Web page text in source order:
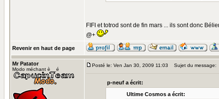
FIFI et totrod sont de fin mars ... ils sont donc
@+
Revenir en haut de page
Mr Patator
Modo méchant è__é
Posté le: Ven Jan 30, 2009 11:03 Sujet du message:
p-neuf a écrit:
Ultime Cosmos a écrit: